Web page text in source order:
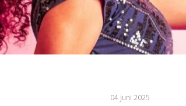
04 juni 2025